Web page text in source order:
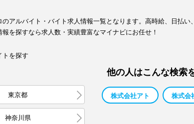
のアルバイト・バイト求人情報一覧となります。高時給、日払
を探すなら求人数・実績豊富なマイナビにお任せ！
トを探す
東京都
神奈川県
他の人はこんな検索
株式会社アト 株式会